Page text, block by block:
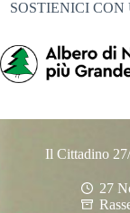
SOSTIENICI
Il Cittadino
27